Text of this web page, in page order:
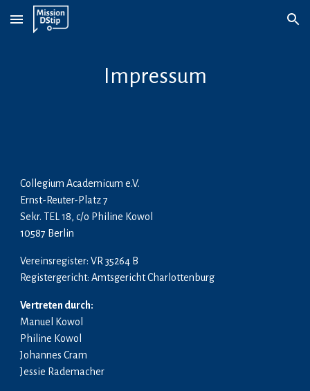
Skip to main content Skip to navigation
Impressum
Collegium Academicum e.V.
Ernst-Reuter-Platz 7
Sekr. TEL 18, c/o Philine Kowol
10587 Berlin
Vereinsregister: VR 35264 B
Registergericht: Amtsgericht Charlottenburg
Vertreten durch:
Manuel Kowol
Philine Kowol
Johannes Cram
Jessie Rademacher